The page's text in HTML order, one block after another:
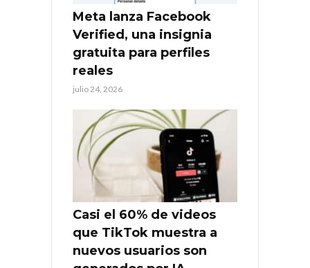
Meta lanza Facebook
Verified, una insignia
gratuita para perfiles
reales
julio 24, 2026
Casi el 60% de videos
que TikTok muestra a
nuevos usuarios son